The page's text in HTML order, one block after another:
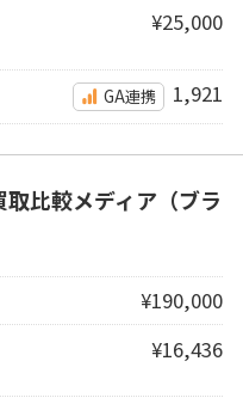
¥25,000
GA連携 1,921
比較メディア（ブラ
¥190,000
¥16,436